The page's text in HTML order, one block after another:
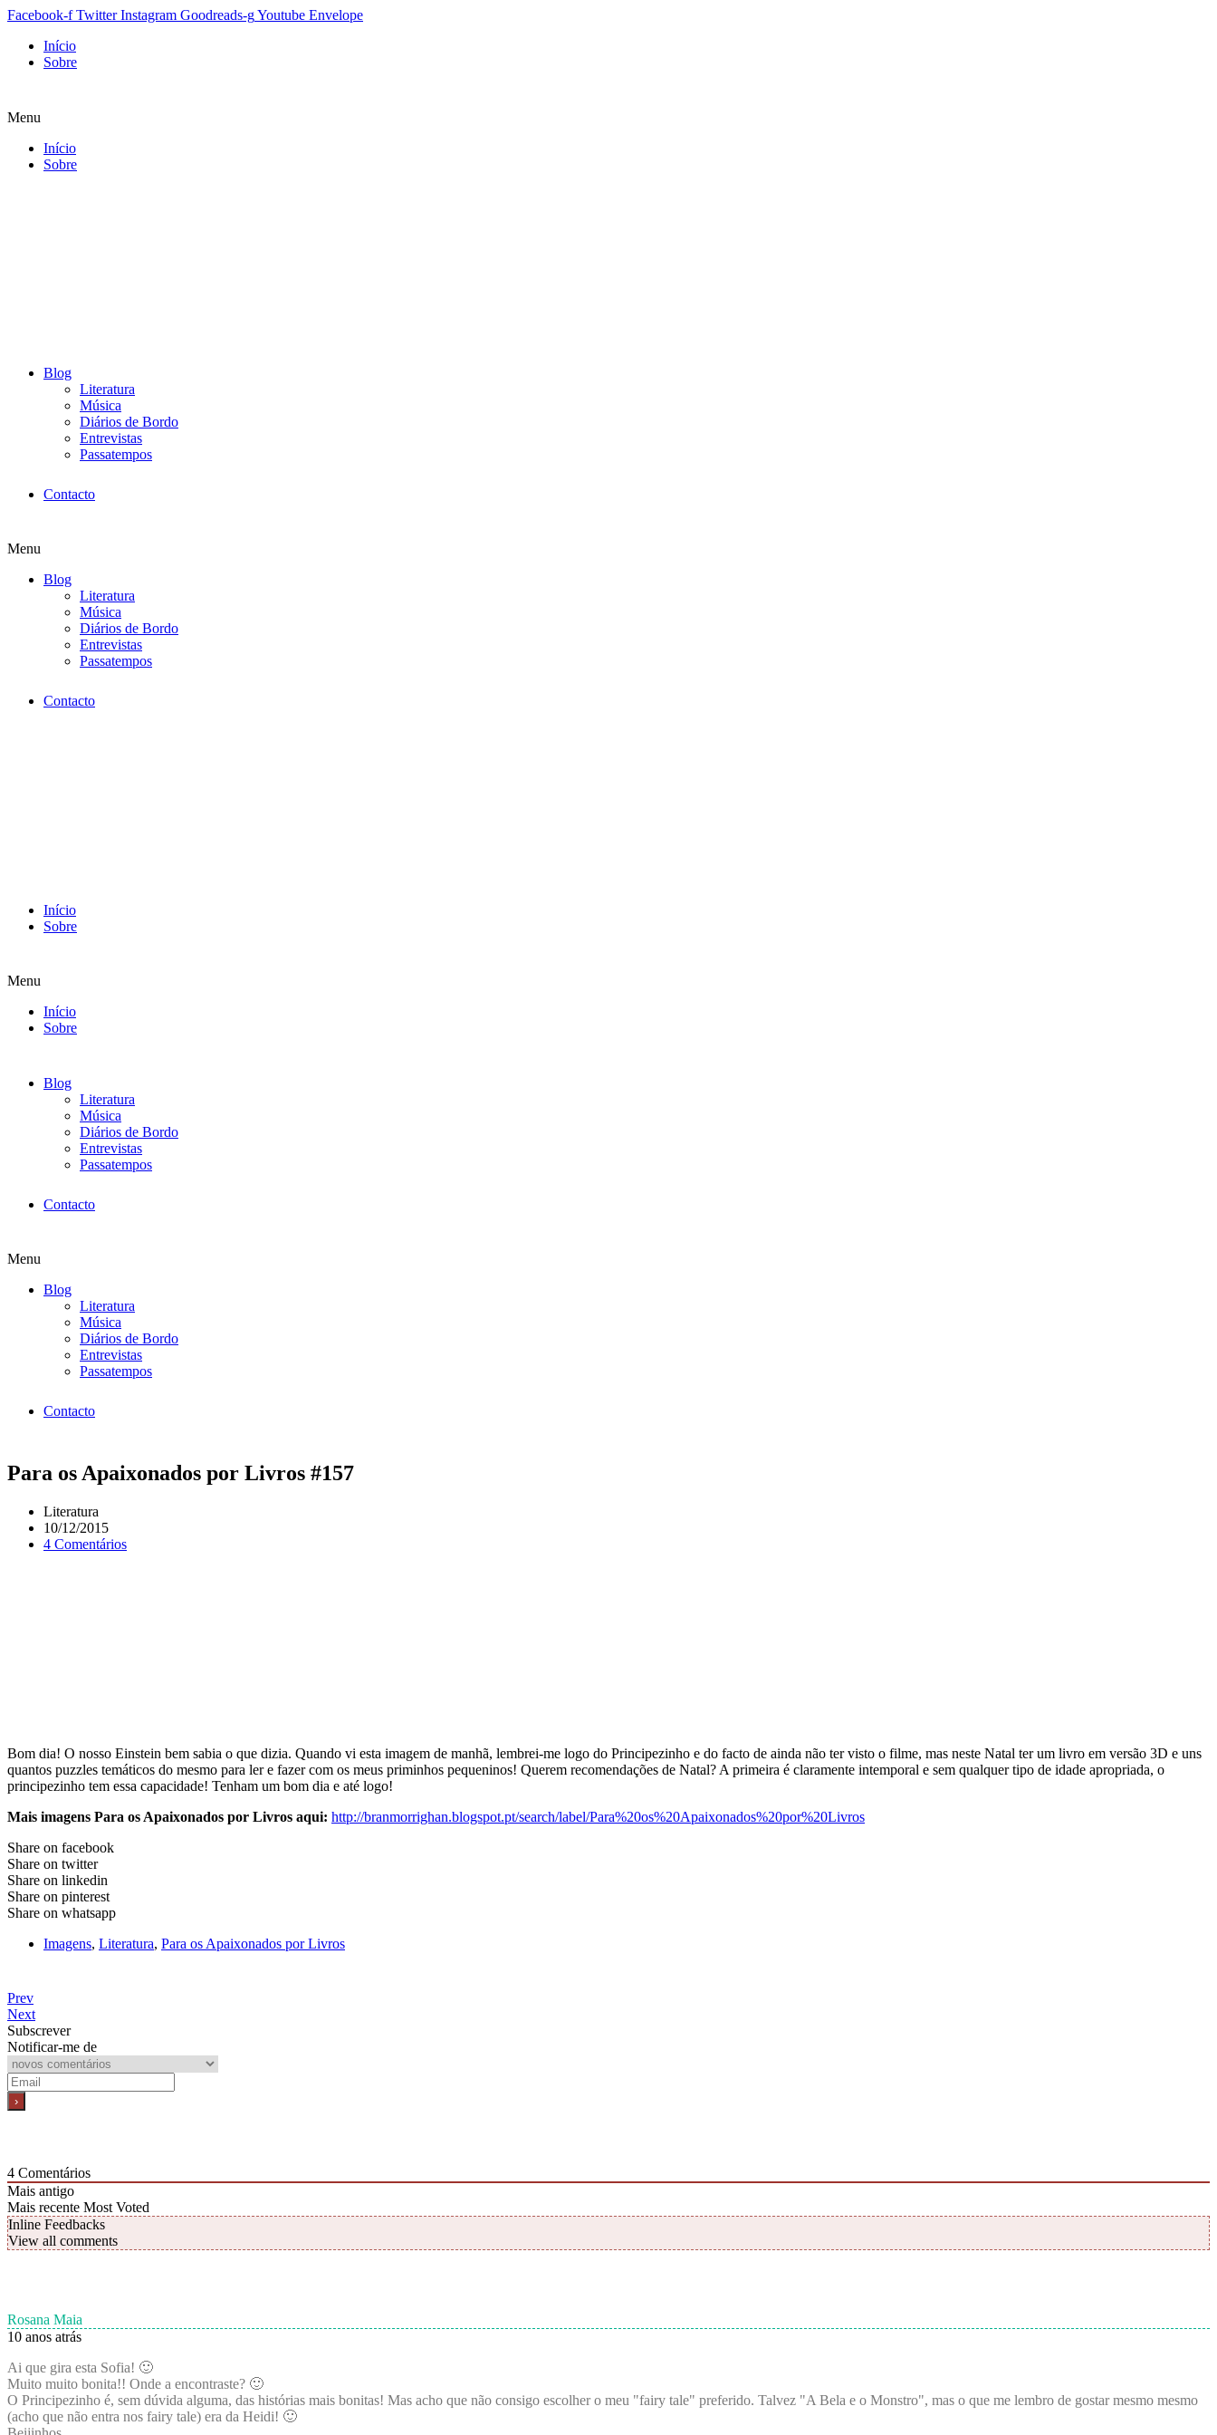
Facebook-f Twitter Instagram Goodreads-gYoutube Envelope
Início
Sobre
Menu
Início
Sobre
Blog
Literatura
Música
Diários de Bordo
Entrevistas
Passatempos
Contacto
Menu
Blog
Literatura
Música
Diários de Bordo
Entrevistas
Passatempos
Contacto
Início
Sobre
Menu
Início
Sobre
Blog
Literatura
Música
Diários de Bordo
Entrevistas
Passatempos
Contacto
Menu
Blog
Literatura
Música
Diários de Bordo
Entrevistas
Passatempos
Contacto
Para os Apaixonados por Livros #157
Literatura
10/12/2015
4 Comentários
Bom dia! O nosso Einstein bem sabia o que dizia. Quando vi esta imagem de manhã, lembrei-me logo do Principezinho e do facto de ainda não ter visto o filme, mas neste Natal ter um livro em versão 3D e uns
quantos puzzles temáticos do mesmo para ler e fazer com os meus priminhos pequeninos! Querem recomendações de Natal? A primeira é claramente intemporal e sem qualquer tipo de idade apropriada, o
principezinho tem essa capacidade! Tenham um bom dia e até logo!
Mais imagens Para os Apaixonados por Livros aqui: http://branmorrighan.blogspot.pt/search/label/Para%20os%20Apaixonados%20por%20Livros
Share on facebook
Share on twitter
Share on linkedin
Share on pinterest
Share on whatsapp
Imagens, Literatura, Para os Apaixonados por Livros
Prev
Next
Subscrever
Notificar-me de
4 Comentários
Mais antigo
Mais recente Most Voted
Inline Feedbacks
View all comments
Rosana Maia
10 anos atrás
Ai que gira esta Sofia! 🙂
Muito muito bonita!! Onde a encontraste? 🙂
O Principezinho é, sem dúvida alguma, das histórias mais bonitas! Mas acho que não consigo escolher o meu "fairy tale" preferido. Talvez "A Bela e o Monstro", mas o que me lembro de gostar mesmo mesmo
(acho que não entra nos fairy tale) era da Heidi! 🙂